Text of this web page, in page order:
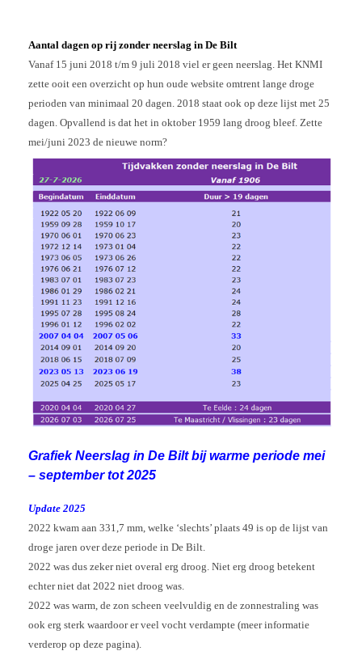
Aantal dagen op rij zonder neerslag in De Bilt
Vanaf 15 juni 2018 t/m 9 juli 2018 viel er geen neerslag. Het KNMI
zette ooit een overzicht op hun oude website omtrent lange droge
perioden van minimaal 20 dagen. 2018 staat ook op deze lijst met 25
dagen. Opvallend is dat het in oktober 1959 lang droog bleef. Zette
mei/juni 2023 de nieuwe norm?
Grafiek Neerslag in De Bilt bij warme periode mei
– september tot 2025
Update 2025
2022 kwam aan 331,7 mm, welke ‘slechts’ plaats 49 is op de lijst van
droge jaren over deze periode in De Bilt.
2022 was dus zeker niet overal erg droog. Niet erg droog betekent
echter niet dat 2022 niet droog was.
2022 was warm, de zon scheen veelvuldig en de zonnestraling was
ook erg sterk waardoor er veel vocht verdampte (meer informatie
verderop op deze pagina).